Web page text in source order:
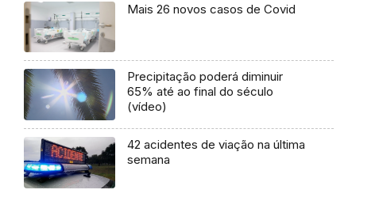
Mais 26 novos casos de Covid
Precipitação poderá diminuir
65% até ao final do século
(vídeo)
42 acidentes de viação na última
semana